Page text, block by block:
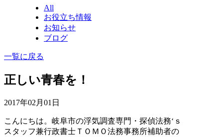
All
お役立ち情報
お知らせ
ブログ
一覧に戻る
正しい青春を！
2017年02月01日
こんにちは。岐阜市の浮気調査専門・探偵法務‘ｓ
スタッフ兼行政書士ＴＯＭＯ法務事務所補助者の